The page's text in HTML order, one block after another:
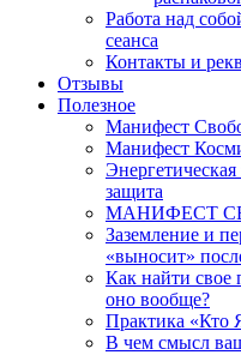
Работа над
сеанса
Контакты и
Отзывы
Полезное
Манифест
Манифест
защита
МАНИФЕСТ
Заземление и
«выносит»
Как найти свое
оно вообще?
Практика «Кто
В чем смысл